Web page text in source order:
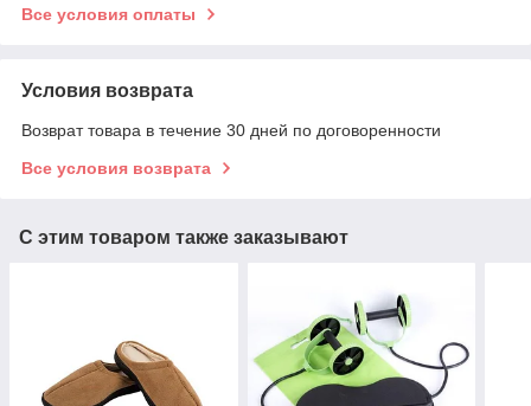
Все условия оплаты
Условия возврата
Возврат товара в течение 30 дней по договоренности
Все условия возврата
С этим товаром также заказывают